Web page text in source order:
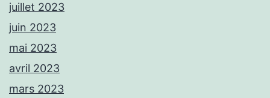
juillet 2023
juin 2023
mai 2023
avril 2023
mars 2023